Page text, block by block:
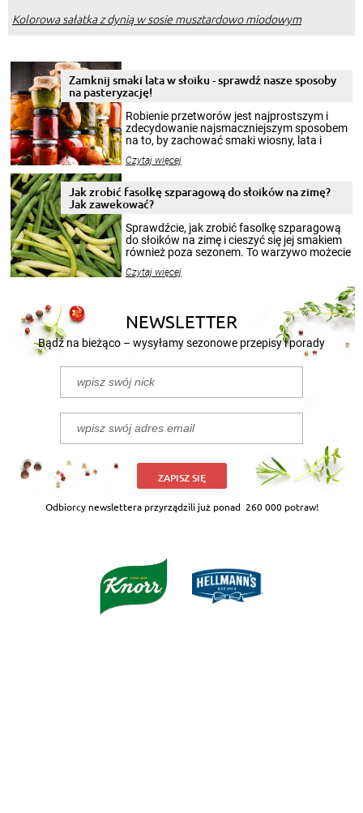
Kolorowa sałatka z dynią w sosie musztardowo miodowym
Zamknij smaki lata w słoiku - sprawdź nasze sposoby
na pasteryzację!
Robienie przetworów jest najprostszym i
zdecydowanie najsmaczniejszym sposobem
na to, by zachować smaki wiosny, lata i
krajobrazów, by cieszyć nimi oko w sezonie
pełni poczuć atmosferę cieplejszych
miesięcy. Przygotowanie słoików ze
smakowitą zawartością musi obejmować
patenty, które pozwolą zachować świeżość
przetworów.
Czytaj więcej
Jak zrobić fasolkę szparagową do słoików na zimę?
Jak zawekować?
Sprawdźcie, jak zrobić fasolkę szparagową
do słoików na zimę i cieszyć się jej smakiem
również poza sezonem. To warzywo możecie
nasze propozycje!
Czytaj więcej
NEWSLETTER
Bądź na bieżąco – wysyłamy sezonowe przepisy i porady
ZAPISZ SIĘ
Odbiorcy newslettera przyrządzili już ponad 260 000 potraw!